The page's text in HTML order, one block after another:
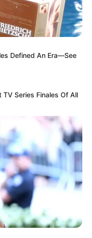
Joint Pain &
Joint Stiffness?
Defined An Era—See
TV Series Finales Of All